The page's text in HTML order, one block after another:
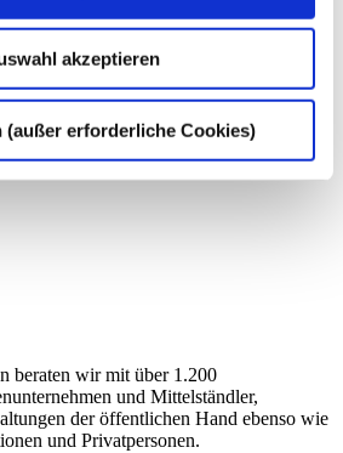
akzeptieren
(außer erforderliche Cookies)
Umsatzsteuerberatung
beraten wir mit über 1.200
und Mittelständler,
der öffentlichen Hand ebenso wie
und Privatpersonen.